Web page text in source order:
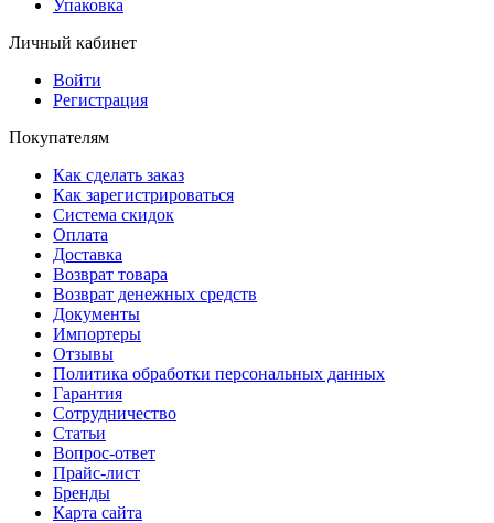
Упаковка
Личный кабинет
Войти
Регистрация
Покупателям
Как сделать заказ
Как зарегистрироваться
Система скидок
Оплата
Доставка
Возврат товара
Возврат денежных средств
Документы
Импортеры
Отзывы
Политика обработки персональных данных
Гарантия
Сотрудничество
Статьи
Вопрос-ответ
Прайс-лист
Бренды
Карта сайта